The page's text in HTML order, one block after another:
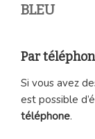
BLEU
Par
Si vous avez
est possible
téléphone.